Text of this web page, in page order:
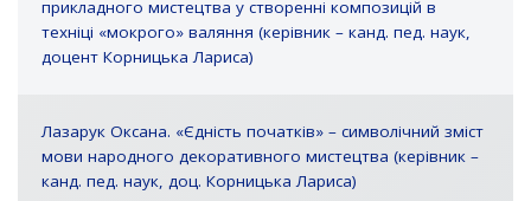
прикладного мистецтва у створенні композицій в
техніці «мокрого» валяння (керівник – канд. пед. наук,
доцент Корницька Лариса)
Лазарук Оксана. «Єдність початків» – символічний зміст
мови народного декоративного мистецтва (керівник –
канд. пед. наук, доц. Корницька Лариса)